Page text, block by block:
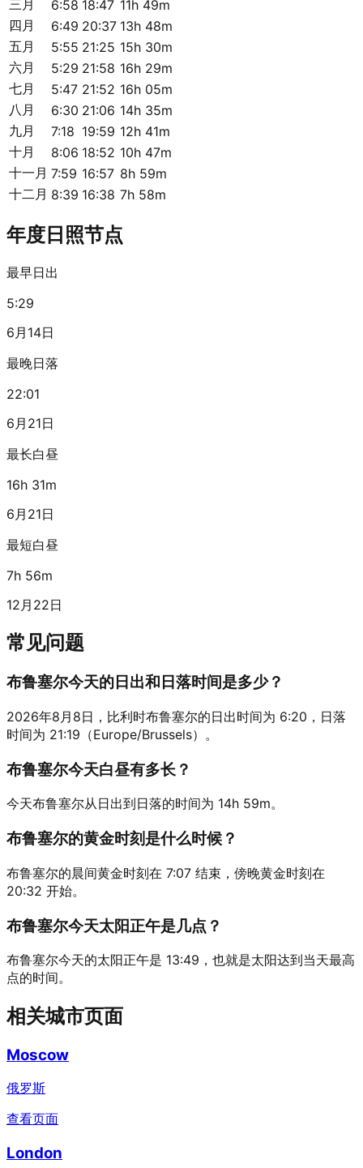
三月 6:58 18:47 11h 49m
四月
6:49 20:37 13h 48m
五月
5:55 21:25 15h 30m
六月
5:29 21:58 16h 29m
七月
5:47 21:52 16h 05m
八月
6:30 21:06 14h 35m
九月
7:18 19:59 12h 41m
十月
8:06 18:52 10h 47m
十一月 7:59 16:57 8h 59m
十二月 8:39 16:38 7h 58m
年度日照节点
最早日出
5:29
6月14日
最晚日落
22:01
6月21日
最长白昼
16h 31m
6月21日
最短白昼
7h 56m
12月22日
常见问题
布鲁塞尔今天的日出和日落时间是多少？
2026年8月8日，比利时布鲁塞尔的日出时间为 6:20，日落
时间为 21:19（Europe/Brussels）。
布鲁塞尔今天白昼有多长？
今天布鲁塞尔从日出到日落的时间为 14h 59m。
布鲁塞尔的黄金时刻是什么时候？
布鲁塞尔的晨间黄金时刻在 7:07 结束，傍晚黄金时刻在
20:32 开始。
布鲁塞尔今天太阳正午是几点？
布鲁塞尔今天的太阳正午是 13:49，也就是太阳达到当天最高
点的时间。
相关城市页面
Moscow
俄罗斯
查看页面
London